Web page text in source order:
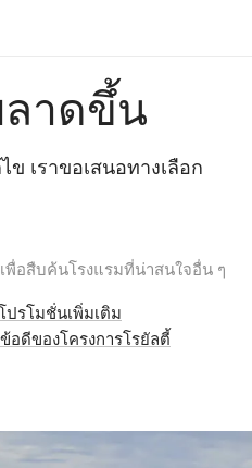
าดขึ้น
เราขอเสนอทางเลือก
พื่อสืบค้นโรงแรมที่น่าสนใจอื่น ๆ
ปรโมชั่นเพิ่มเติม
อดีของโครงการโรยัลตี้